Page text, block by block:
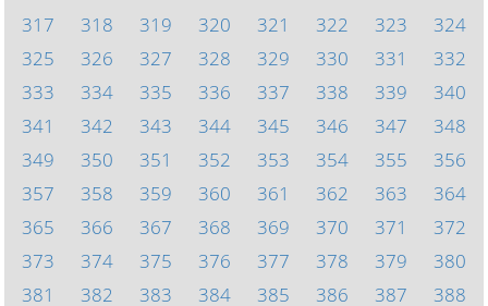
317
318 319 320 321 322 323
324
325
326 327 328 329 330 331
332
333
334 335 336 337 338 339
340
341
342 343 344 345 346 347
348
349
350 351 352 353 354 355
356
357
358 359 360 361 362 363
364
365
366 367 368 369 370 371
372
373
374 375 376 377 378 379
380
381
382 383 384 385 386 387 388